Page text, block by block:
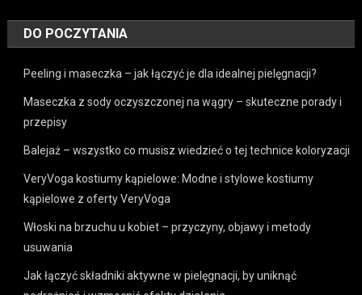
DO POCZYTANIA
Peeling i maseczka – jak łączyć je dla idealnej pielęgnacji?
Maseczka z sody oczyszczonej na wągry – skuteczne porady i
przepisy
Balejaż – wszystko co musisz wiedzieć o tej technice koloryzacji
VeryVoga kostiumy kąpielowe: Modne i stylowe kostiumy
kąpielowe z oferty VeryVoga
Włoski na brzuchu u kobiet – przyczyny, objawy i metody
usuwania
Jak łączyć składniki aktywne w pielęgnacji, by uniknąć